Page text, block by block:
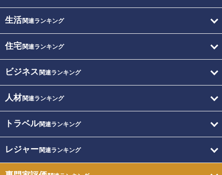
生活関連ランキング
住宅関連ランキング
ビジネス 関連ランキング
人材関連ランキング
トラベル関連ランキング
レジャー関連ランキング